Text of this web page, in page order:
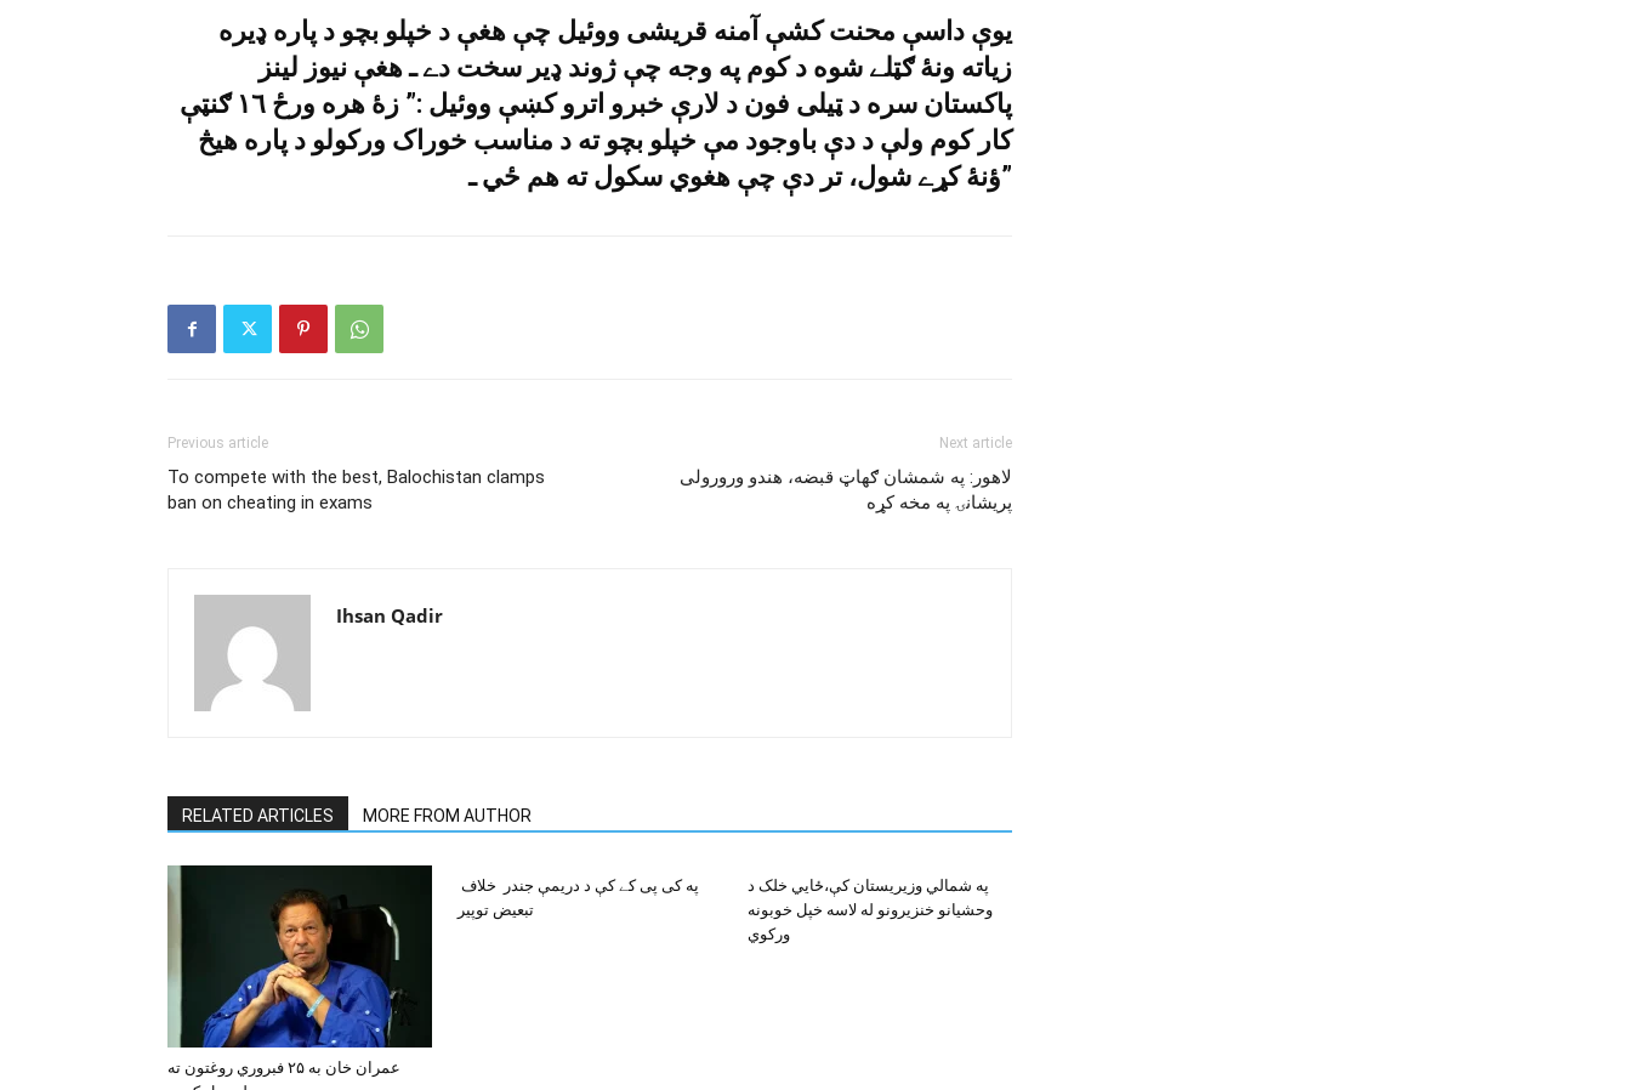
يوې داسې محنت کشې آمنه قريشى ووئيل چې هغې د خپلو بچو د پاره ډيره
زياته ونۀ ګټلے شوه د کوم په وجه چې ژوند ډير سخت دے ـ هغې نيوز لينز
پاکستان سره د ټيلى فون د لارې خبرو اترو کښې ووئيل :” زۀ هره ورځ ١٦ ګنټې
کار کوم ولې د دې باوجود مې خپلو بچو ته د مناسب خوراک ورکولو د پاره هيڅ
ؤنۀ کړے شول، تر دې چې هغوي سکول ته هم ځي ـ”
Previous article
To compete with the best, Balochistan clamps
ban on cheating in exams
Next article
لاهور: په شمشان ګهاټ قبضه، هندو ورورولى
پريشانۍ په مخه کړه
Ihsan Qadir
RELATED ARTICLES MORE FROM AUTHOR
عمران خان به ۲۵ فبروري روغتون ته
په کی پی کے کې د دريمې جندر خلاف
تبعيض توپير
په شمالي وزيريستان کې،ځايي خلک د
وحشيانو خنزيرونو له لاسه خپل خوبونه
ورکوي